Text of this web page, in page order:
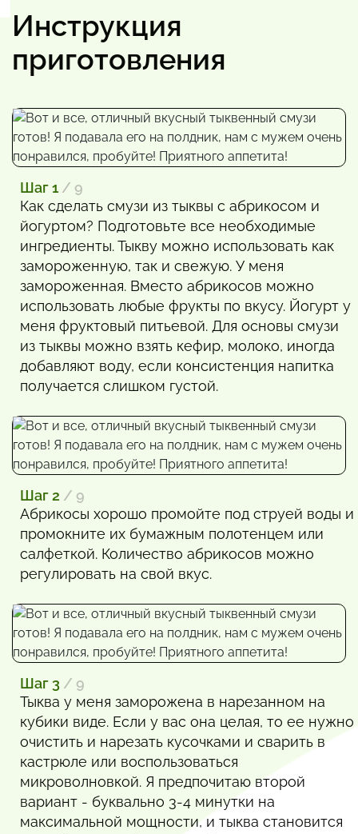
Инструкция
приготовления
Шаг 1 / 9
Как сделать смузи из тыквы с абрикосом и
йогуртом? Подготовьте все необходимые
ингредиенты. Тыкву можно использовать как
замороженную, так и свежую. У меня
замороженная. Вместо абрикосов можно
использовать любые фрукты по вкусу. Йогурт у
меня фруктовый питьевой. Для основы смузи
из тыквы можно взять кефир, молоко, иногда
добавляют воду, если консистенция напитка
получается слишком густой.
Шаг 2 / 9
Абрикосы хорошо промойте под струей воды и
промокните их бумажным полотенцем или
салфеткой. Количество абрикосов можно
регулировать на свой вкус.
Шаг 3 / 9
Тыква у меня заморожена в нарезанном на
кубики виде. Если у вас она целая, то ее нужно
очистить и нарезать кусочками и сварить в
кастрюле или воспользоваться
микроволновкой. Я предпочитаю второй
вариант - буквально 3-4 минутки на
максимальной мощности, и тыква становится